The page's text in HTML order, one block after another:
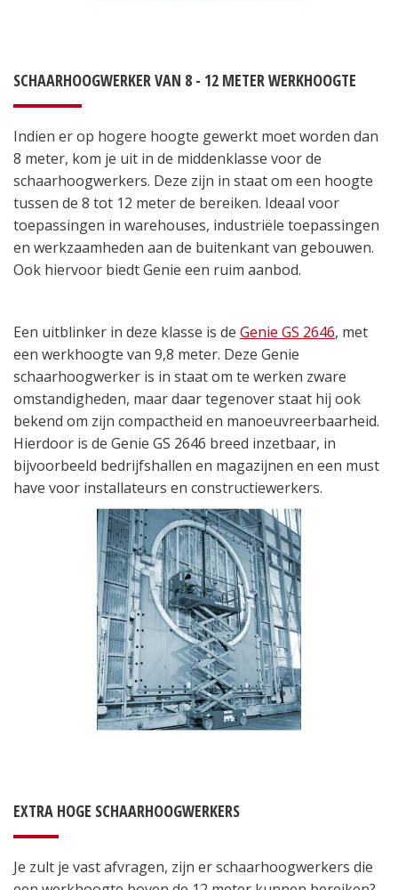
SCHAARHOOGWERKER VAN 8 - 12 METER WERKHOOGTE
Indien er op hogere hoogte gewerkt moet worden dan
8 meter, kom je uit in de middenklasse voor de
schaarhoogwerkers. Deze zijn in staat om een hoogte
tussen de 8 tot 12 meter de bereiken. Ideaal voor
toepassingen in warehouses, industriële toepassingen
en werkzaamheden aan de buitenkant van gebouwen.
Ook hiervoor biedt Genie een ruim aanbod.
Een uitblinker in deze klasse is de Genie GS 2646, met
een werkhoogte van 9,8 meter. Deze Genie
schaarhoogwerker is in staat om te werken zware
omstandigheden, maar daar tegenover staat hij ook
bekend om zijn compactheid en manoeuvreerbaarheid.
Hierdoor is de Genie GS 2646 breed inzetbaar, in
bijvoorbeeld bedrijfshallen en magazijnen en een must
have voor installateurs en constructiewerkers.
EXTRA HOGE SCHAARHOOGWERKERS
Je zult je vast afvragen, zijn er schaarhoogwerkers die